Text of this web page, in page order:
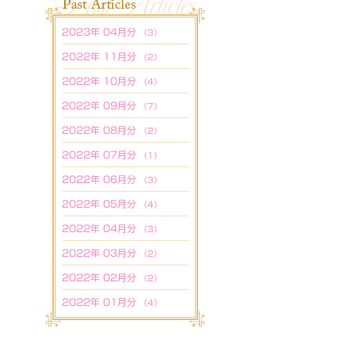
2023年 04月分 （3）
2022年 11月分 （2）
2022年 10月分 （4）
2022年 09月分 （7）
2022年 08月分 （2）
2022年 07月分 （1）
2022年 06月分 （3）
2022年 05月分 （4）
2022年 04月分 （3）
2022年 03月分 （2）
2022年 02月分 （2）
2022年 01月分 （4）